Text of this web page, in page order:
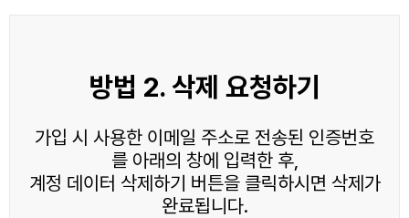
방법 2. 삭제 요청하기
가입 시 사용한 이메일 주소로 전송된 인증번호
를 아래의 창에 입력한 후,
계정 데이터 삭제하기 버튼을 클릭하시면 삭제가
완료됩니다.